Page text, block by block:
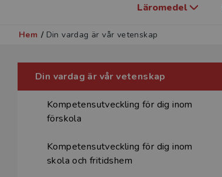
Läromedel
Hem / Din vardag är vår vetenskap
Din vardag är vår vetenskap
Kompetensutveckling för dig inom
förskola
Kompetensutveckling för dig inom
skola och fritidshem